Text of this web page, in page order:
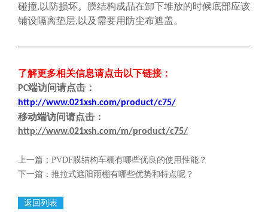
碰撞,以防损坏。膜结构成品在卸下堆放的时候底部应该
铺设隔离垫层,以及需要用防尘布遮盖。
了解更多相关信息请点击以下链接：
PC端访问请点击 ：
http://www.021xsh.com/product/c75/
移动端访问请点击 ：
http://www.021xsh.com/m/product/c75/
上一篇： PVDF膜结构车棚有哪些优良的使用性能？
下一篇： 推拉式遮阳雨棚有哪些优势和特点呢？
返回列表